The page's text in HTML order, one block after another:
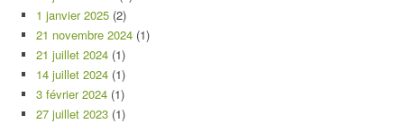
1 janvier 2025 (2)
21 novembre 2024 (1)
21 juillet 2024 (1)
14 juillet 2024 (1)
3 février 2024 (1)
27 juillet 2023 (1)